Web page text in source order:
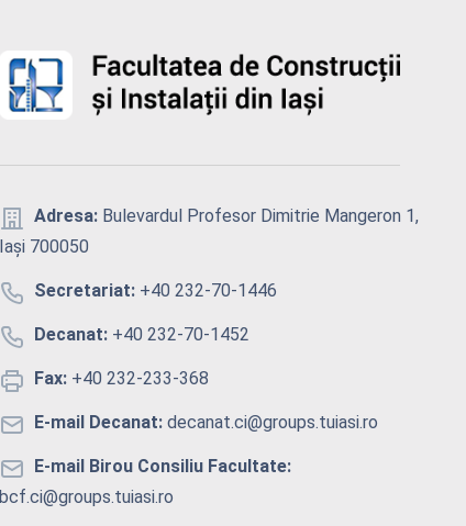
Adresa:Bulevardul Profesor Dimitrie Mangeron 1,
Iași 700050
Secretariat:+40 232-70-1446
Decanat:+40 232-70-1452
Fax:+40 232-233-368
E-mail Decanat:decanat.ci@groups.tuiasi.ro
E-mail Birou Consiliu Facultate:
bcf.ci@groups.tuiasi.ro